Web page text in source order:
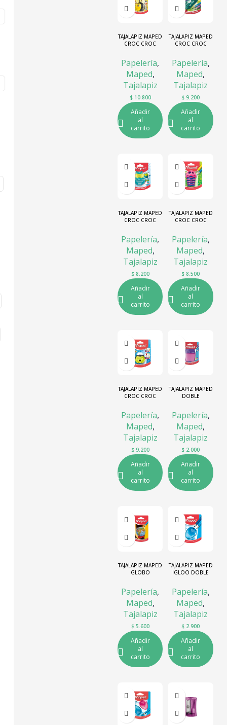
TAJALAPIZ MAPED
CROC CROC
Papelería,
Maped,
Tajalapiz
$10.800
Añadir
al
carrito
TAJALAPIZ MAPED
CROC CROC
Papelería,
Maped,
Tajalapiz
$ 9.200
Añadir
al
carrito
TAJALAPIZ MAPED
CROC CROC
Papelería,
Maped,
Tajalapiz
$8.200
Añadir
al
carrito
TAJALAPIZ MAPED
CROC CROC
Papelería,
Maped,
Tajalapiz
$ 8.500
Añadir
al
carrito
TAJALAPIZ MAPED
CROC CROC
Papelería,
Maped,
Tajalapiz
$9.200
Añadir
al
carrito
TAJALAPIZ MAPED
DOBLE
Papelería,
Maped,
Tajalapiz
$ 2.000
Añadir
al
carrito
TAJALAPIZ MAPED
GLOBO
Papelería,
Maped,
Tajalapiz
$5.600
Añadir
al
carrito
TAJALAPIZ MAPED
IGLOO DOBLE
Papelería,
Maped,
Tajalapiz
$ 2.900
Añadir
al
carrito